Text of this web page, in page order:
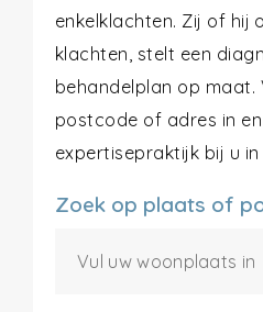
enkelklachten. Zij of hij
klachten, stelt een
behandelplan op maat.
postcode of adres in
expertisepraktijk bij u
Zoek op plaats of